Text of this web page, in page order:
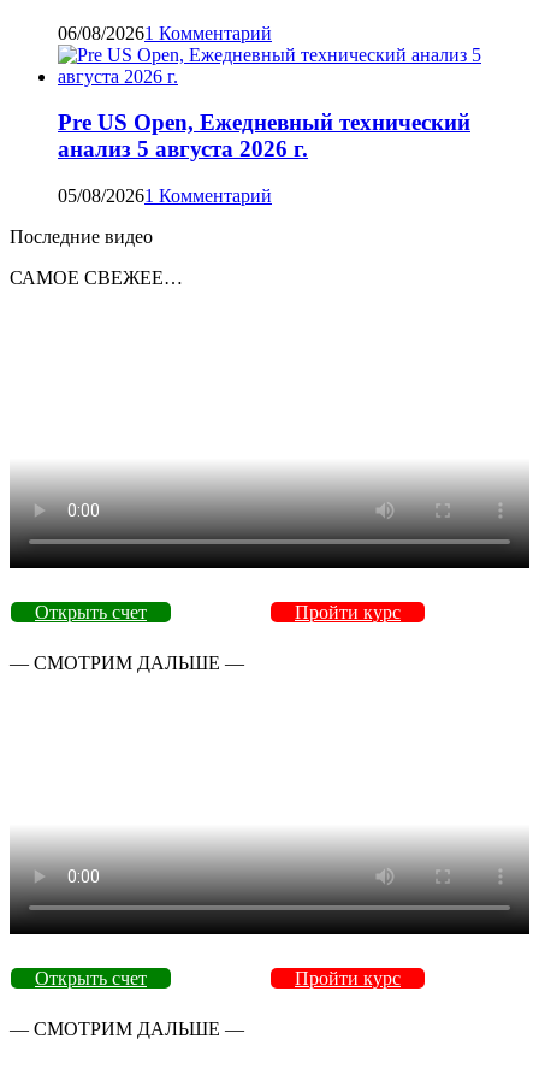
06/08/20261 Комментарий
Pre US Open, Ежедневный технический
анализ 5 августа 2026 г.
05/08/20261 Комментарий
Последние видео
САМОЕ СВЕЖЕЕ…
Открыть счет Пройти курс
— СМОТРИМ ДАЛЬШЕ —
Открыть счет Пройти курс
— СМОТРИМ ДАЛЬШЕ —